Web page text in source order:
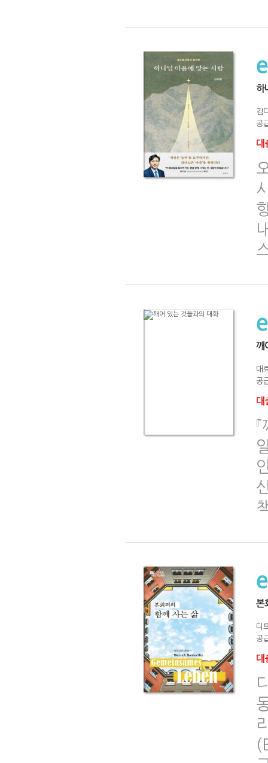
하
김
공
대
깨
대
공
대
본
디
공
대